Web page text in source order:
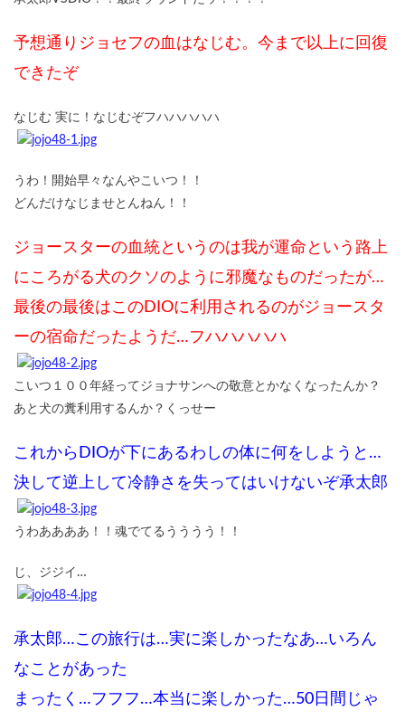
予想通りジョセフの血はなじむ。今まで以上に回復
できたぞ
なじむ 実に！なじむぞフハハハハハ
うわ！開始早々なんやこいつ！！
どんだけなじませとんねん！！
ジョースターの血統というのは我が運命という路上
にころがる犬のクソのように邪魔なものだったが…
最後の最後はこのDIOに利用されるのがジョースタ
ーの宿命だったようだ…フハハハハハ
こいつ１００年経ってジョナサンへの敬意とかなくなったんか？
あと犬の糞利用するんか？くっせー
これからDIOが下にあるわしの体に何をしようと…
決して逆上して冷静さを失ってはいけないぞ承太郎
うわああああ！！魂でてるうううう！！
じ、ジジイ…
承太郎…この旅行は…実に楽しかったなあ…いろん
なことがあった
まったく…フフフ…本当に楽しかった…50日間じゃ